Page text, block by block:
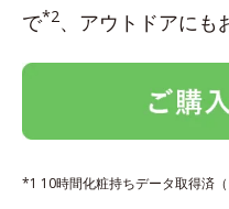
で*2、アウトドアにも
*1 10時間化粧持ちデータ取得済